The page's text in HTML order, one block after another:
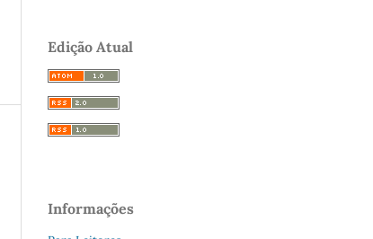
Edição Atual
Informações